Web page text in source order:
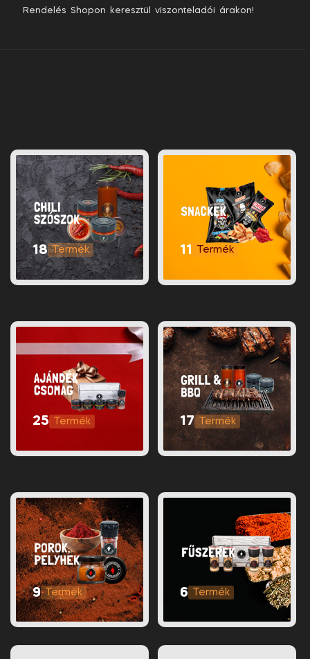
18 11
25 17
9 6
Rendelés Shopon keresztül viszonteladói árakon!